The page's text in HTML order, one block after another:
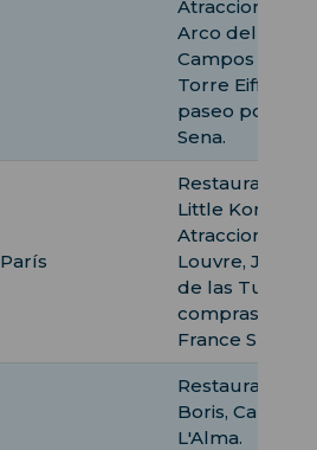
Atracciones:
Arco del
Campos
Torre Eiffel,
paseo por el
Sena.
París
Restaurante:
Little Korea.
Atracciones:
Louvre, Jardín
de las
compras en
France Spring.
Restaurantes:
Boris, Camille,
L'Alma.